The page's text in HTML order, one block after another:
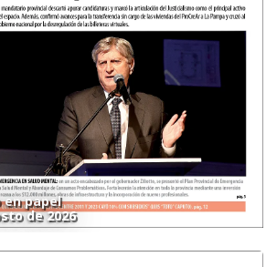
en papel
de 2026